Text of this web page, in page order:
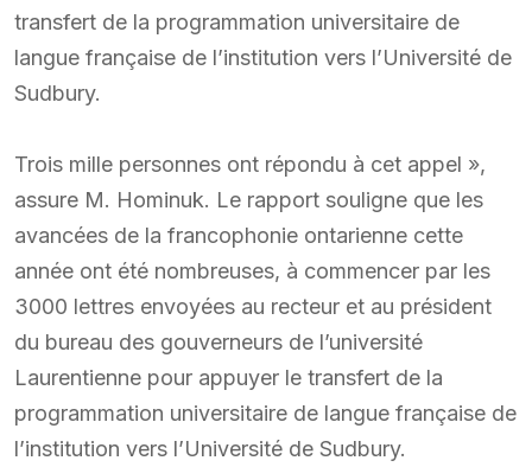
transfert de la programmation universitaire de
langue française de l’institution vers l’Université de
Sudbury.
Trois mille personnes ont répondu à cet appel »,
assure M. Hominuk. Le rapport souligne que les
avancées de la francophonie ontarienne cette
année ont été nombreuses, à commencer par les
3000 lettres envoyées au recteur et au président
du bureau des gouverneurs de l’université
Laurentienne pour appuyer le transfert de la
programmation universitaire de langue française de
l’institution vers l’Université de Sudbury.